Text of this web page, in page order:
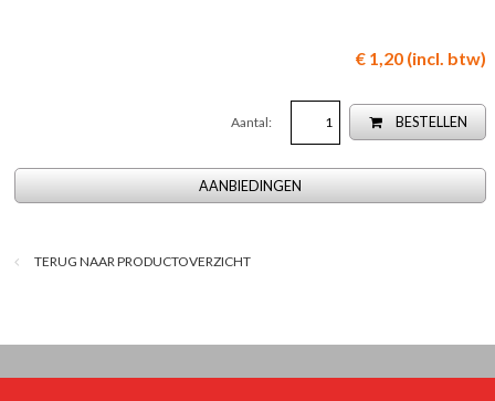
€ 1,20 (incl. btw)
Aantal: BESTELLEN
AANBIEDINGEN
TERUG NAAR PRODUCTOVERZICHT